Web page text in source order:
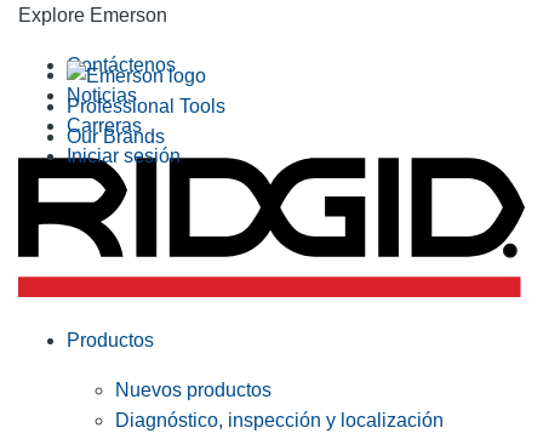
Explore Emerson
Professional Tools
Our Brands
Contáctenos
Noticias
Carreras
Iniciar sesión
Productos
Nuevos productos
Diagnóstico, inspección y localización